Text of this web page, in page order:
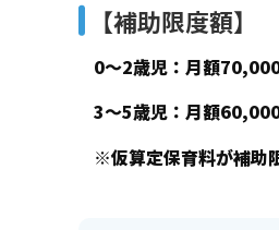
【補助限度額】
0～2歳児：月額
3～5歳児：月額
※仮算定保育料が補助